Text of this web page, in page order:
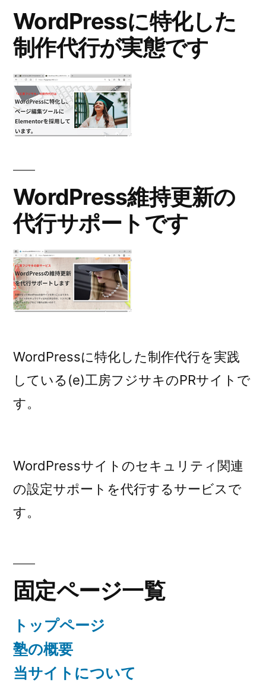
WordPressに特化した
制作代行が実態です
WordPress維持更新の
代行サポートです
WordPressに特化した制作代行を実践
している(e)工房フジサキのPRサイトで
す。
WordPressサイトのセキュリティ関連
の設定サポートを代行するサービスで
す。
固定ページ一覧
トップページ
塾の概要
当サイトについて